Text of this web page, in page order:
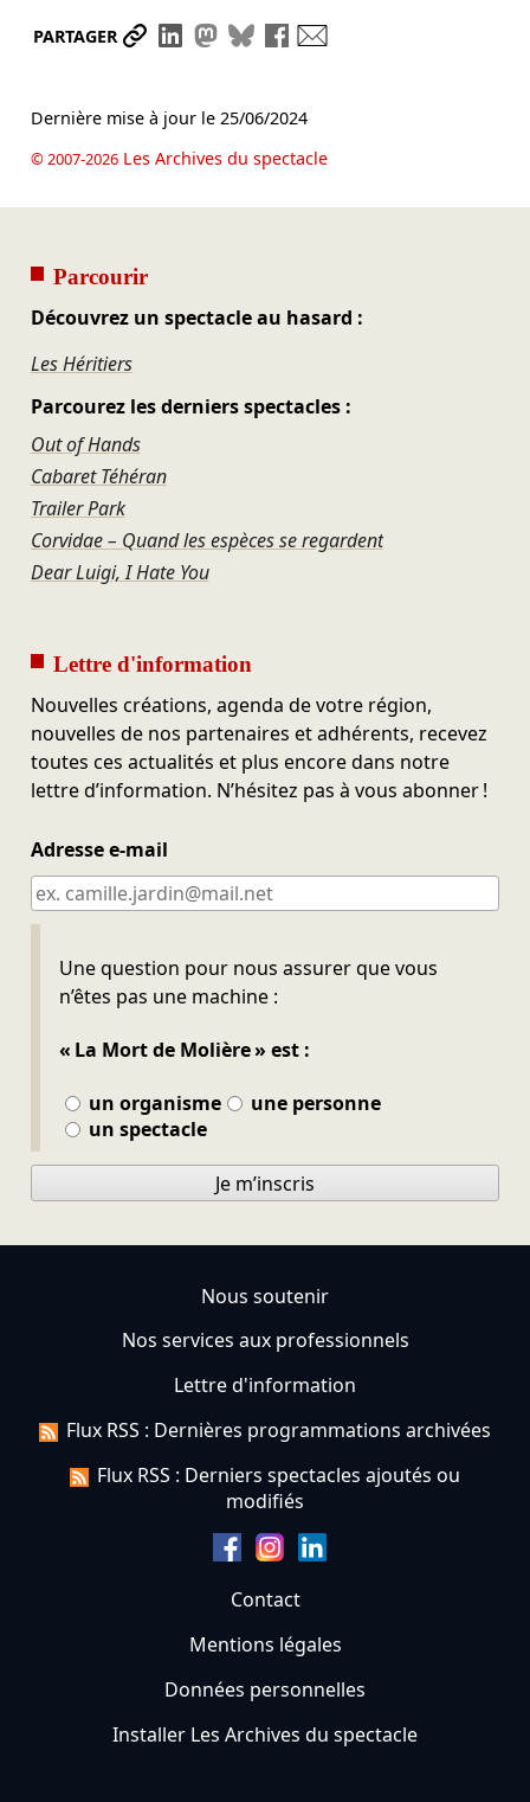
PARTAGER Partager le lien
Partager sur LinkedIn
Partager sur Mastodon
Partager sur Bluesky
Partager sur Facebook
Dernière mise à jour le 25/06/2024
© 2007-2026Les Archives du spectacle
Parcourir
Découvrez un spectacle au hasard :
Les Héritiers
Parcourez les derniers spectacles :
Out of Hands
Cabaret Téhéran
Trailer Park
Corvidae – Quand les espèces se regardent
Dear Luigi, I Hate You
Lettre d'information
Nouvelles créations, agenda de votre région,
nouvelles de nos partenaires et adhérents, recevez
toutes ces actualités et plus encore dans notre
lettre d’information. N’hésitez pas à vous abonner !
Adresse e-mail
Une question pour nous assurer que vous
n’êtes pas une machine :
« La Mort de Molière » est :
un organisme
une personne
un spectacle
Ne pas remplir
Je m’inscris
Nous soutenir
Nos services aux professionnels
Lettre d'information
Flux RSS : Dernières programmations archivées
Flux RSS : Derniers spectacles ajoutés ou
modifiés
Contact
Mentions légales
Données personnelles
Installer Les Archives du spectacle